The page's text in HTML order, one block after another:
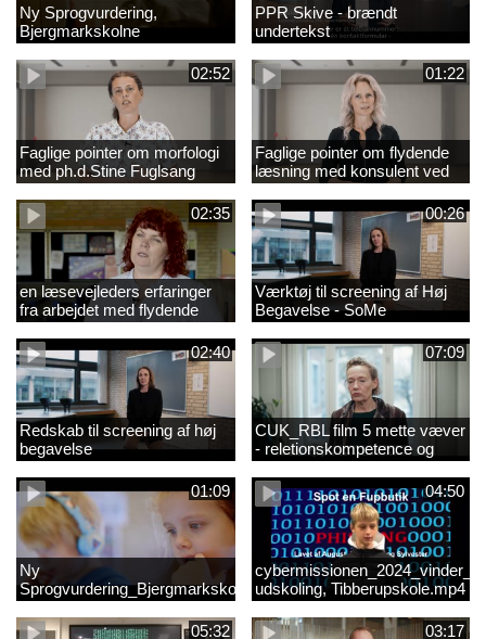
Ny Sprogvurdering,
Bjergmarkskolne
PPR Skive - brændt
undertekst
02:52
Faglige pointer om morfologi
med ph.d.Stine Fuglsang
Engmose
01:22
Faglige pointer om flydende
læsning med konsulent ved
CFU Louise Duus
02:35
en læsevejleders erfaringer
fra arbejdet med flydende
læsning
00:26
Værktøj til screening af Høj
Begavelse - SoMe
02:40
Redskab til screening af høj
begavelse
07:09
CUK_RBL film 5 mette væver
- reletionskompetence og
børn i udsatte positioner.
01:09
Ny
Sprogvurdering_Bjergmarkskolne_CUK
04:50
udskoling, Tibberupskole.mp4
05:32 03:17